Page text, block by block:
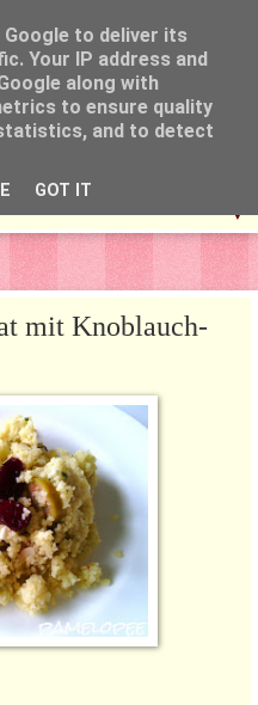
▼
mit Knoblauch-
to deliver its
Your IP address and
along with
to ensure quality
and to detect
GOT IT